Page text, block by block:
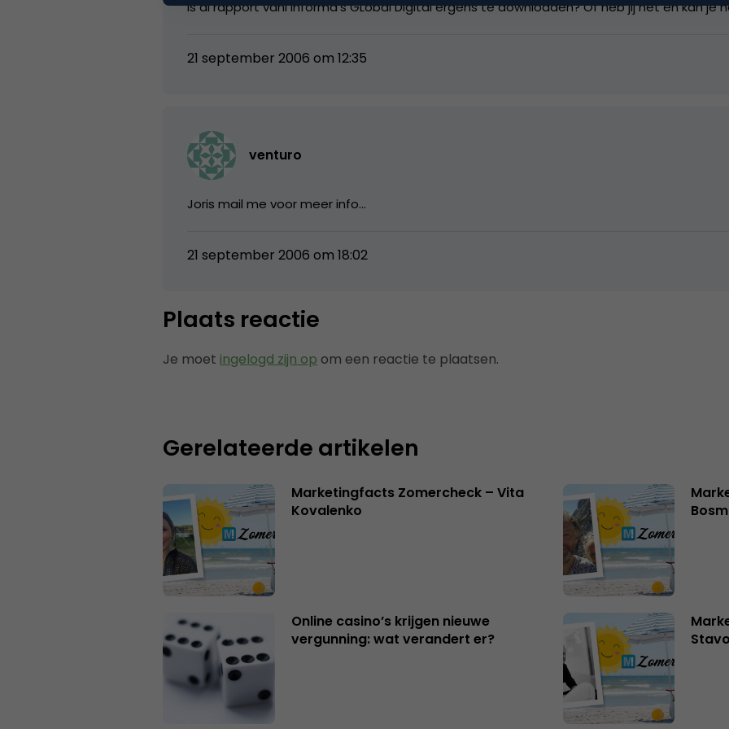
Is di rapport vani Informa’s GLobal Digital ergens te downloaden? Of heb jij het en kan je
21 september 2006 om 12:35
venturo
Joris mail me voor meer info…
21 september 2006 om 18:02
Plaats reactie
Je moet ingelogd zijn op om een reactie te plaatsen.
Gerelateerde artikelen
Marketingfacts Zomercheck – Vita
Kovalenko
Online casino’s krijgen nieuwe
vergunning: wat verandert er?